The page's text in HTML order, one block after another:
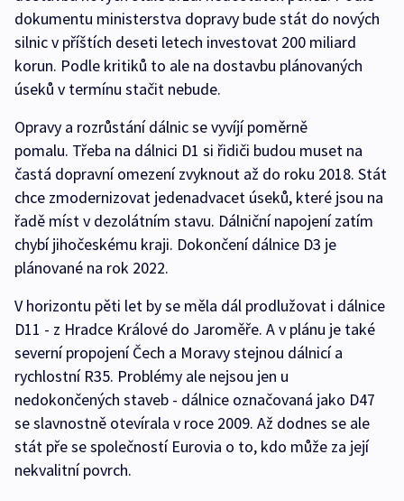
dokumentu ministerstva dopravy bude stát do nových
silnic v příštích deseti letech investovat 200 miliard
korun. Podle kritiků to ale na dostavbu plánovaných
úseků v termínu stačit nebude.
Opravy a rozrůstání dálnic se vyvíjí poměrně
pomalu. Třeba na dálnici D1 si řidiči budou muset na
častá dopravní omezení zvyknout až do roku 2018. Stát
chce zmodernizovat jedenadvacet úseků, které jsou na
řadě míst v dezolátním stavu. Dálniční napojení zatím
chybí jihočeskému kraji. Dokončení dálnice D3 je
plánované na rok 2022.
V horizontu pěti let by se měla dál prodlužovat i dálnice
D11 - z Hradce Králové do Jaroměře. A v plánu je také
severní propojení Čech a Moravy stejnou dálnicí a
rychlostní R35. Problémy ale nejsou jen u
nedokončených staveb - dálnice označovaná jako D47
se slavnostně otevírala v roce 2009. Až dodnes se ale
stát pře se společností Eurovia o to, kdo může za její
nekvalitní povrch.